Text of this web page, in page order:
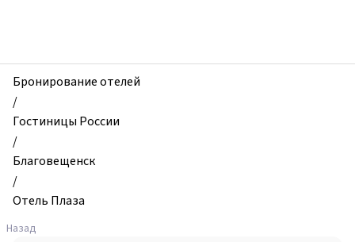
Отель
Плаза,
Благовещенск,
Россия
Бронирование отелей
/
Гостиницы России
/
Благовещенск
/
Отель Плаза
Назад